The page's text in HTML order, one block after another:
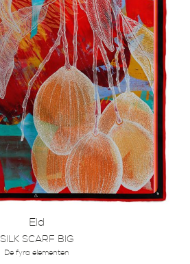
Eld
SILK SCARF BIG
De fyra elementen